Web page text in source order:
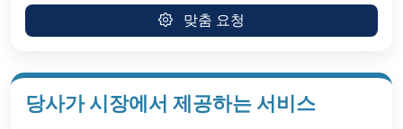
맞춤 요청
당사가 시장에서 제공하는 서비스